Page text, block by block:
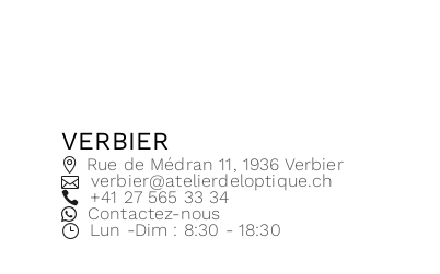
VERBIER
Rue de Médran 11, 1936 Verbier
verbier@atelierdeloptique.ch
+41 27 565 33 34
Contactez-nous
Lun -Dim : 8:30 - 18:30